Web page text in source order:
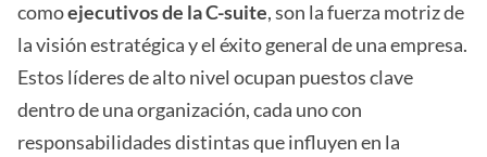
comoejecutivos de la C-suite, son la fuerza motriz de
la visión estratégica y el éxito general de una empresa.
Estos líderes de alto nivel ocupan puestos clave
dentro de una organización, cada uno con
responsabilidades distintas que influyen en la